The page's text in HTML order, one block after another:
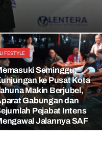
LIFESTYLE
Seminggu,
ke Pusat Kota
Makin Berjubel,
Gabungan dan
Pejabat Intens
Jalannya SAF